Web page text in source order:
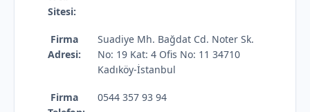
Sitesi:
Firma
Adresi:
Suadiye Mh. Bağdat Cd. Noter Sk.
No: 19 Kat: 4 Ofis No: 11 34710
Kadıköy-İstanbul
Firma
0544 357 93 94